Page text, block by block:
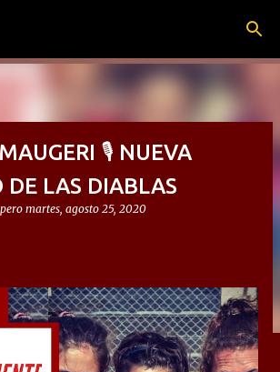
🎙 NUEVA
DE LAS DIABLAS
martes, agosto 25, 2020